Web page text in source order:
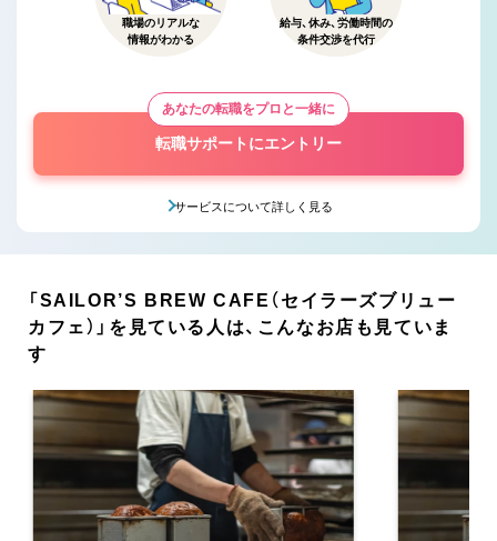
職場のリアルな
情報がわかる
給与、休み、労働時間の
条件交渉を代行
あなたの転職をプロと一緒に
転職サポートにエントリー
サービスについて詳しく見る
「SAILOR’S BREW CAFE（セイラーズブリュー
カフェ）」を見ている人は、こんなお店も見ていま
す